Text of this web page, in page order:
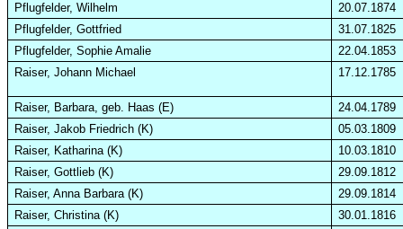
Pflugfelder, Wilhelm
20.07.1874
Pflugfelder, Gottfried
31.07.1825
Pflugfelder, Sophie Amalie
22.04.1853
Raiser, Johann Michael
17.12.1785
Raiser, Barbara, geb. Haas (E)
24.04.1789
Raiser, Jakob Friedrich (K)
05.03.1809
Raiser, Katharina (K)
10.03.1810
Raiser, Gottlieb (K)
29.09.1812
Raiser, Anna Barbara (K)
29.09.1814
Raiser, Christina (K)
30.01.1816